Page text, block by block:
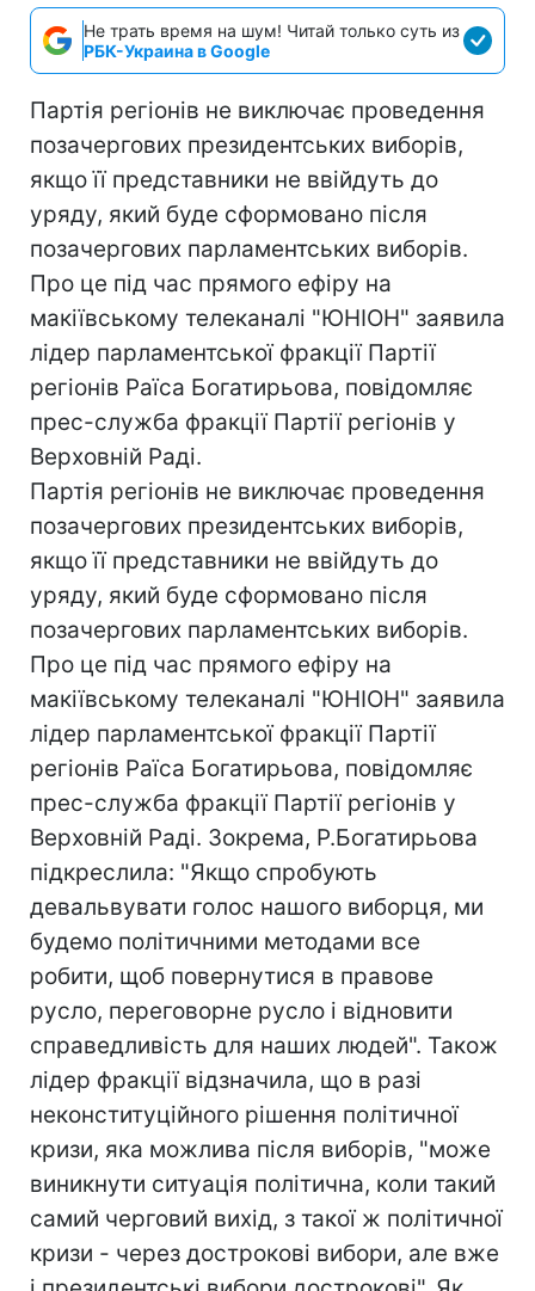
Не трать время на шум! Читай только суть из
РБК-Украина в Google
Партія регіонів не виключає проведення
позачергових президентських виборів,
якщо її представники не ввійдуть до
уряду, який буде сформовано після
позачергових парламентських виборів.
Про це під час прямого ефіру на
макіївському телеканалі "ЮНІОН" заявила
лідер парламентської фракції Партії
регіонів Раїса Богатирьова, повідомляє
прес-служба фракції Партії регіонів у
Верховній Раді.
Партія регіонів не виключає проведення
позачергових президентських виборів,
якщо її представники не ввійдуть до
уряду, який буде сформовано після
позачергових парламентських виборів.
Про це під час прямого ефіру на
макіївському телеканалі "ЮНІОН" заявила
лідер парламентської фракції Партії
регіонів Раїса Богатирьова, повідомляє
прес-служба фракції Партії регіонів у
Верховній Раді. Зокрема, Р.Богатирьова
підкреслила: "Якщо спробують
девальвувати голос нашого виборця, ми
будемо політичними методами все
робити, щоб повернутися в правове
русло, переговорне русло і відновити
справедливість для наших людей". Також
лідер фракції відзначила, що в разі
неконституційного рішення політичної
кризи, яка можлива після виборів, "може
виникнути ситуація політична, коли такий
самий черговий вихід, з такої ж політичної
кризи - через дострокові вибори, але вже